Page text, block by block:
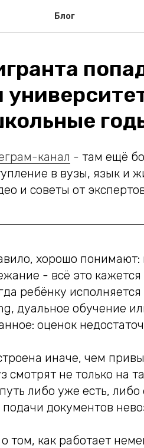
Блог
канал - там ещё
в вузы, язык и
и советы от
хорошо понимают:
- всё это
ребёнку исполняется
дуальное обучение
оценок
иначе, чем
смотрят не только на
либо уже есть, либо
подачи документов
том, как работает